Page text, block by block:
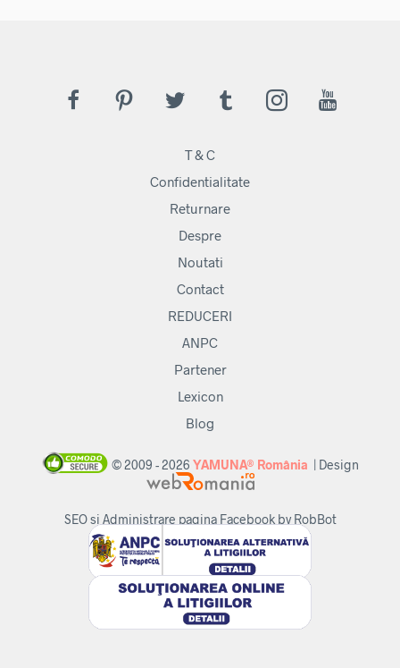
T & C
Confidentialitate
Returnare
Despre
Noutati
Contact
REDUCERI
ANPC
Partener
Lexicon
Blog
© 2009 - 2026 YAMUNA® România | Design
SEO si Administrare pagina Facebook by RobBot